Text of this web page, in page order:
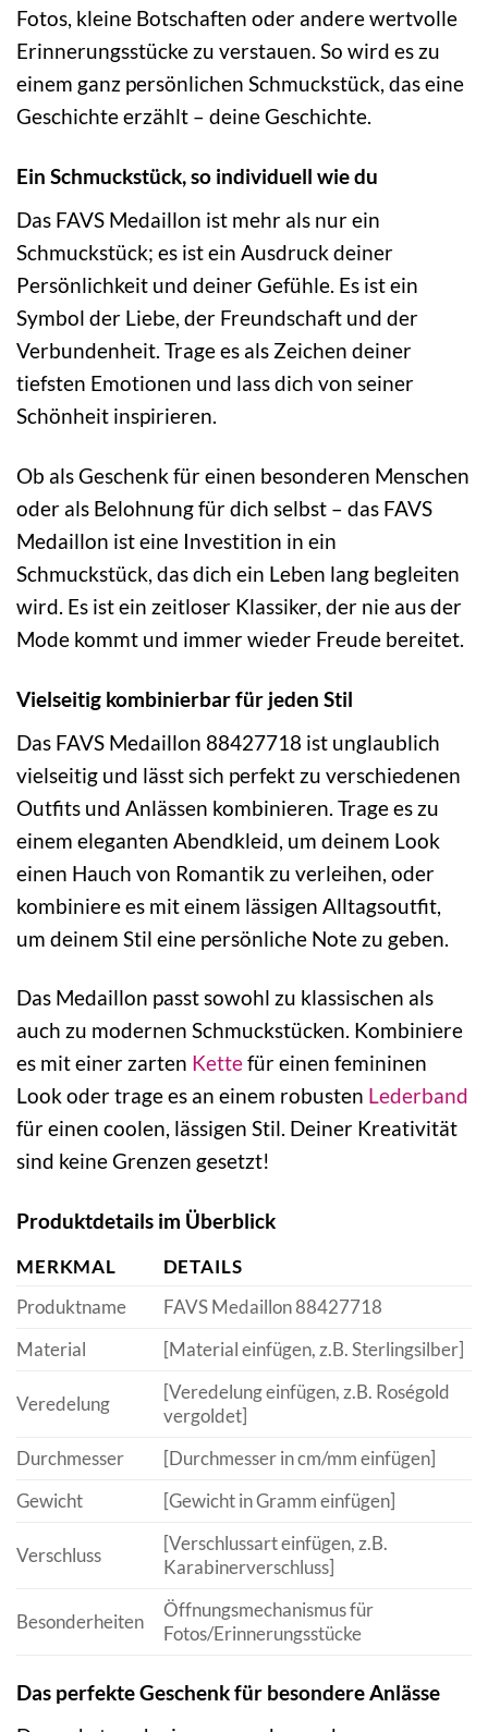
Fotos, kleine Botschaften oder andere wertvolle
Erinnerungsstücke zu verstauen. So wird es zu
einem ganz persönlichen Schmuckstück, das eine
Geschichte erzählt – deine Geschichte.
Ein Schmuckstück, so individuell wie du
Das FAVS Medaillon ist mehr als nur ein
Schmuckstück; es ist ein Ausdruck deiner
Persönlichkeit und deiner Gefühle. Es ist ein
Symbol der Liebe, der Freundschaft und der
Verbundenheit. Trage es als Zeichen deiner
tiefsten Emotionen und lass dich von seiner
Schönheit inspirieren.
Ob als Geschenk für einen besonderen Menschen
oder als Belohnung für dich selbst – das FAVS
Medaillon ist eine Investition in ein
Schmuckstück, das dich ein Leben lang begleiten
wird. Es ist ein zeitloser Klassiker, der nie aus der
Mode kommt und immer wieder Freude bereitet.
Vielseitig kombinierbar für jeden Stil
Das FAVS Medaillon 88427718 ist unglaublich
vielseitig und lässt sich perfekt zu verschiedenen
Outfits und Anlässen kombinieren. Trage es zu
einem eleganten Abendkleid, um deinem Look
einen Hauch von Romantik zu verleihen, oder
kombiniere es mit einem lässigen Alltagsoutfit,
um deinem Stil eine persönliche Note zu geben.
Das Medaillon passt sowohl zu klassischen als
auch zu modernen Schmuckstücken. Kombiniere
es mit einer zarten Kettefür einen femininen
Look oder trage es an einem robusten Lederband
für einen coolen, lässigen Stil. Deiner Kreativität
sind keine Grenzen gesetzt!
Produktdetails im Überblick
MERKMAL
DETAILS
Produktname
FAVS Medaillon 88427718
Material
[Material einfügen, z.B. Sterlingsilber]
Veredelung
[Veredelung einfügen, z.B. Roségold
vergoldet]
Durchmesser
[Durchmesser in cm/mm einfügen]
Gewicht
[Gewicht in Gramm einfügen]
Verschluss
[Verschlussart einfügen, z.B.
Karabinerverschluss]
Besonderheiten
Öffnungsmechanismus für
Fotos/Erinnerungsstücke
Das perfekte Geschenk für besondere Anlässe